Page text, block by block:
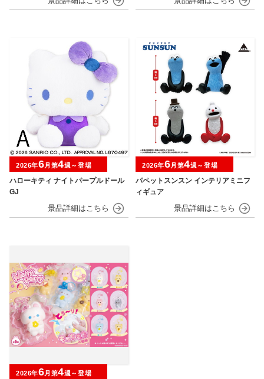
ハローキティ ナイトパープルドール
GJ
2026年6月第4週～登場
パペットスンスン インテリアミニフ
ィギュア
2026年6月第4週～登場
2026年6月第4週～登場